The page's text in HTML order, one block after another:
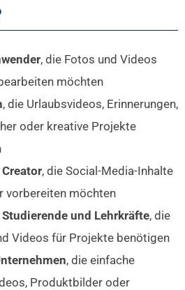
, die Fotos und Videos
möchten
, die Urlaubsvideos, Erinnerungen,
oder kreative Projekte
, die Social-Media-Inhalte
vorbereiten möchten
Studierende und Lehrkräfte, die
Videos für Projekte benötigen
, die einfache
Produktbilder oder